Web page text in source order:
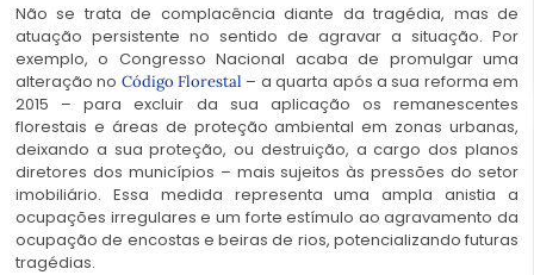
Não se trata de complacência diante da tragédia, mas de
atuação persistente no sentido de agravar a situação. Por
exemplo, o Congresso Nacional acaba de promulgar uma
alteração no Código Florestal – a quarta após a sua reforma em
2015 – para excluir da sua aplicação os remanescentes
florestais e áreas de proteção ambiental em zonas urbanas,
deixando a sua proteção, ou destruição, a cargo dos planos
diretores dos municípios – mais sujeitos às pressões do setor
imobiliário. Essa medida representa uma ampla anistia a
ocupações irregulares e um forte estímulo ao agravamento da
ocupação de encostas e beiras de rios, potencializando futuras
tragédias.